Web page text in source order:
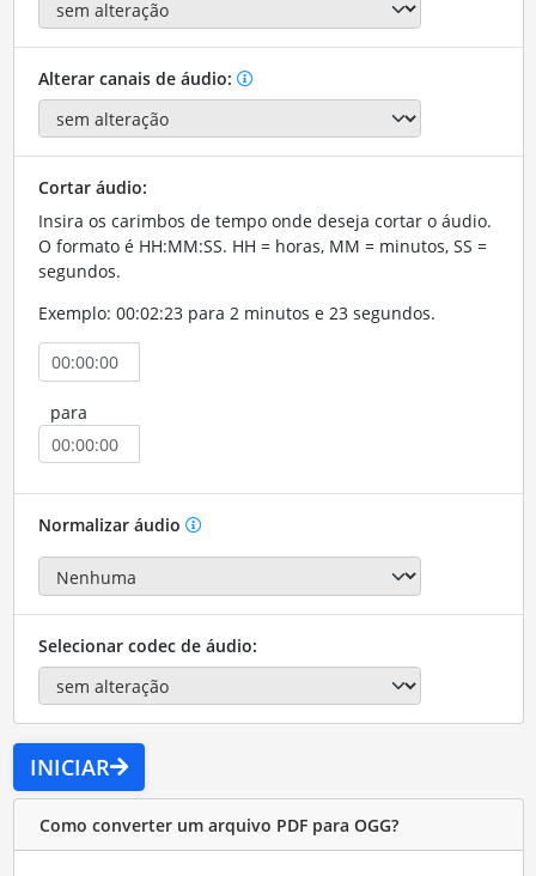
Alterar canais de áudio:
Cortar áudio:
Insira os carimbos de tempo onde deseja cortar o áudio.
O formato é HH:MM:SS. HH = horas, MM = minutos, SS =
segundos.
Exemplo: 00:02:23 para 2 minutos e 23 segundos.
para
Normalizar áudio
Selecionar codec de áudio:
INICIAR
Como converter um arquivo PDF para OGG?